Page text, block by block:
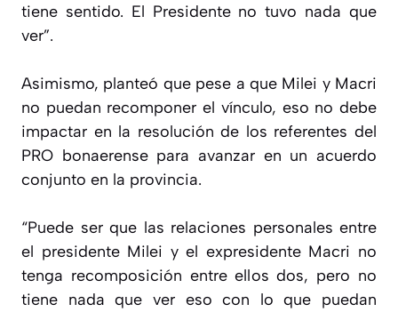
tiene sentido. El Presidente no tuvo nada que
ver”.
Asimismo, planteó que pese a que Milei y Macri
no puedan recomponer el vínculo, eso no debe
impactar en la resolución de los referentes del
PRO bonaerense para avanzar en un acuerdo
conjunto en la provincia.
“Puede ser que las relaciones personales entre
el presidente Milei y el expresidente Macri no
tenga recomposición entre ellos dos, pero no
tiene nada que ver eso con lo que puedan